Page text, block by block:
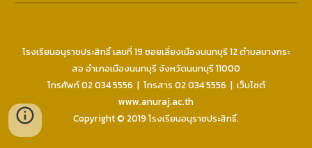
โรงเรียนอนุราชประสิทธิ์ เลขที่ 19ซอยเลี่ยงเมืองนนทบุรี 12 ตำบลบางกระ
สอ อำเภอเมืองนนทบุรี จังหวัดนนทบุรี 11000
โทรศัพท์ 020345556 | โทรสาร 020345556 | เว็บไซต์
www.anuraj.ac.th
Copyright © 2019 โรงเรียนอนุราชประสิทธิ์.